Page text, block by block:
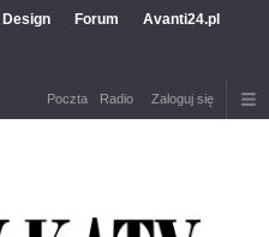
Design Forum Avanti24.pl
Poczta Radio Zaloguj się